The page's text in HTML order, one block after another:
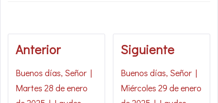
Anterior
Buenos días, Señor |
Martes 28 de enero
Siguiente
Buenos días, Señor |
Miércoles 29 de enero